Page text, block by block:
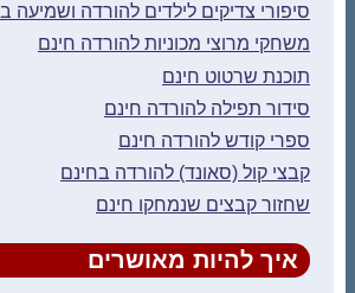
סיפורי צדיקים לילדים להורדה ושמיעה בmp3
משחקי מרוצי מכוניות להורדה חינם
תוכנת שרטוט חינם
סידור תפילה להורדה חינם
ספרי קודש להורדה חינם
קבצי קול (סאונד) להורדה בחינם
שחזור קבצים שנמחקו חינם
איך להיות מאושרים